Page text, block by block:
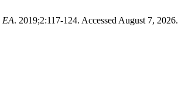
EA. 2019;2:117-124. Accessed August 7, 2026.